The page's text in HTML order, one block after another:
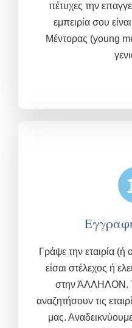
πέτυχες την
εμπειρία σου
Μέντορας (young
Γράψε την εταιρία
είσαι στέλεχος ή
στην ΆΛΛΗΛΟΝ.
αναζητήσουν τις
μας.